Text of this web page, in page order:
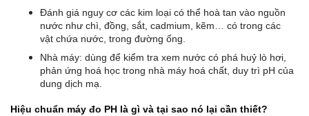
Đánh giá nguy cơ các kim loại có thể hoà tan vào nguồn
nước như chì, đồng, sắt, cadmium, kẽm… có trong các
vật chứa nước, trong đường ống.
Nhà máy: dùng để kiểm tra xem nước có phá huỷ lò hơi,
phản ứng hoá học trong nhà máy hoá chất, duy trì pH của
dung dịch mạ.
Hiệu chuẩn máy đo PH là gì và tại sao nó lại cần thiết?